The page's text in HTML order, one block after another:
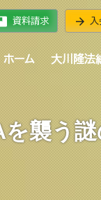
資料請求 arrow_forward
ホーム 大川隆法
襲う